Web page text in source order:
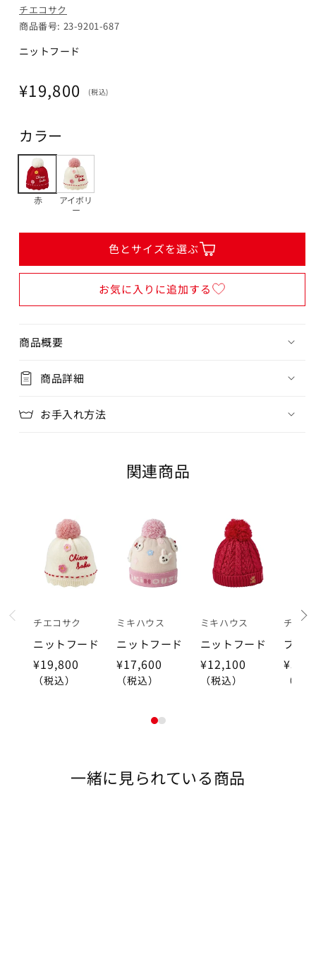
チエコサク
商品番号: 23-9201-687
ニットフード
通
格
¥19,800 (税込)
カラー
赤
アイボリ
ー
色とサイズを選ぶ
お気に入りに追加する
商品概要
商品詳細
お手入れ方法
関連商品
チエコサク
ニットフード
¥19,800
（税込）
ミキハウス
ニットフード
¥17,600
（税込）
ミキハウス
ニットフード
¥12,100
（税込）
チエコ
ブー
（税
12
一緒に見られている商品